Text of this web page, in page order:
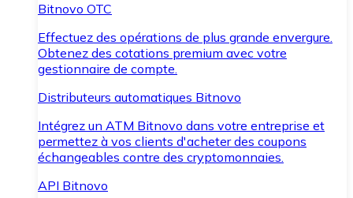
Bitnovo OTC
Effectuez des opérations de plus grande envergure.
Obtenez des cotations premium avec votre
gestionnaire de compte.
Distributeurs automatiques Bitnovo
Intégrez un ATM Bitnovo dans votre entreprise et
permettez à vos clients d'acheter des coupons
échangeables contre des cryptomonnaies.
API Bitnovo